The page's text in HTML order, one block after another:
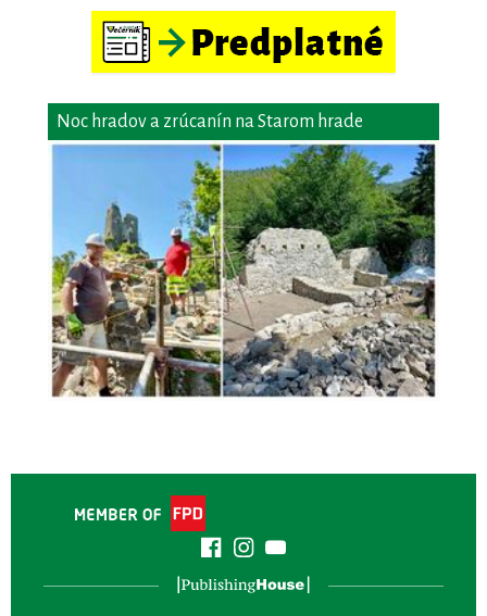
Noc hradov a zrúcanín na Starom hrade